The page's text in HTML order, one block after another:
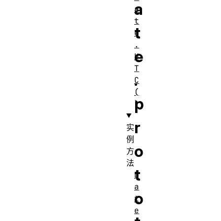
a
t
e
.
p
r
o
t
o
a
t
e
.
U
T
C
(
)
实
例
方
法
D
a
t
e